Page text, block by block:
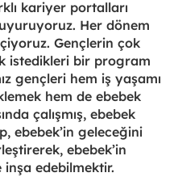
kariyer portalları
Her dönem
Gençlerin çok
istedikleri bir program
gençleri hem iş yaşamı
hem de ebebek
çalışmış, ebebek
ebebek’in geleceğini
ebebek’in
edebilmektir.